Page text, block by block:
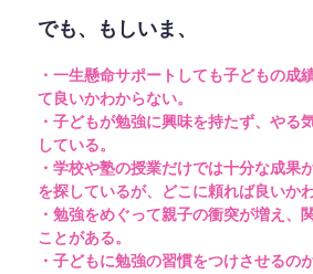
でも、もしいま、
・一生懸命サポートしても子どもの成
て良いかわからない。
・子どもが勉強に興味を持たず、やる
している。
・学校や塾の授業だけでは十分な成果
を探しているが、どこに頼れば良いか
・勉強をめぐって親子の衝突が増え、
ことがある。
・子どもに勉強の習慣をつけさせるの